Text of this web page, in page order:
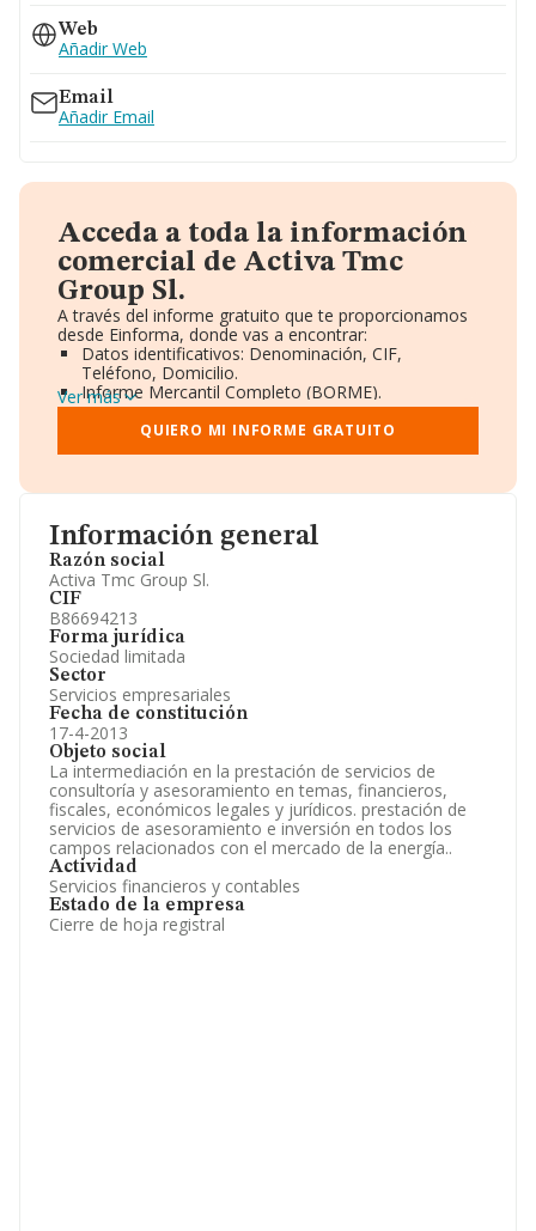
Información general
Razón social
Activa Tmc Group Sl.
CIF
B86694213
Forma jurídica
Sociedad limitada
Sector
Servicios empresariales
Fecha de constitución
17-4-2013
Objeto social
La intermediación en la prestación de servicios de
consultoría y asesoramiento en temas, financieros,
fiscales, económicos legales y jurídicos. prestación de
servicios de asesoramiento e inversión en todos los
campos relacionados con el mercado de la energía..
Actividad
Servicios financieros y contables
Estado de la empresa
Cierre de hoja registral
Web
Añadir Web
Email
Añadir Email
Acceda a toda la información
comercial de Activa Tmc
Group Sl.
A través del informe gratuito que te proporcionamos
desde Einforma, donde vas a encontrar:
Datos identificativos: Denominación, CIF,
Teléfono, Domicilio.
Informe Mercantil Completo (BORME).
Gráficos de Evolución Ventas y Empleados.
Consejo de Administración y Administradores.
Directivos y Ejecutivos.
Información oficial y registral complementaria.
Ver más
QUIERO MI INFORME GRATUITO